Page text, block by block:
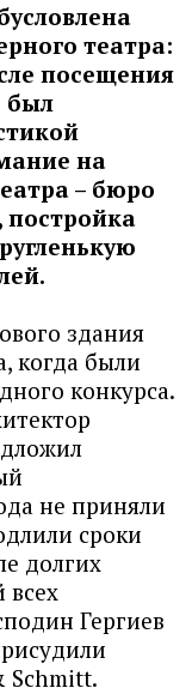
театра:
посещения
был
на
– бюро
постройка
здания
когда были
конкурса.
не приняли
сроки
долгих
всех
Гергиев
Schmitt.